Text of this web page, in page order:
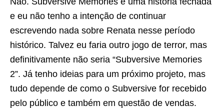
e eu não tenho a intenção de continuar
escrevendo nada sobre Renata nesse período
histórico. Talvez eu faria outro jogo de terror, mas
definitivamente não seria “Subversive Memories
2”. Já tenho ideias para um próximo projeto, mas
tudo depende de como o Subversive for recebido
pelo público e também em questão de vendas.